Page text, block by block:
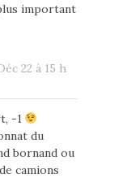
important
22 à 15 h
-1
du
bornand ou
camions